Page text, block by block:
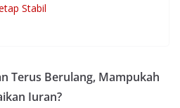
Stabil
Terus Berulang, Mampukah
Iuran?